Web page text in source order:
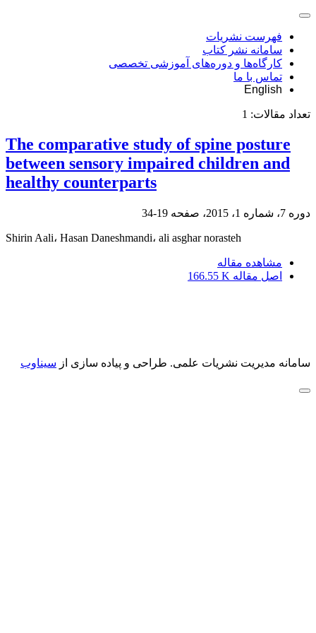
فهرست نشریات
سامانه نشر کتاب
کارگاه‌ها و دوره‌های آموزشی تخصصی
تماس با ما
English
تعداد مقالات: 1
The comparative study of spine posture
between sensory impaired children and
healthy counterparts
دوره 7، شماره 1، 2015، صفحه 19-34
Shirin Aali، Hasan Daneshmandi، ali asghar norasteh
مشاهده مقاله
اصل مقاله 166.55 K
سامانه مدیریت نشریات علمی. طراحی و پیاده سازی از سیناوب